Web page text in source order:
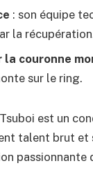
: son équipe
la
couronne
sur le ring.
est un
talent brut